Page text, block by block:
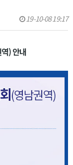
19-10-08 19:17
) 안내